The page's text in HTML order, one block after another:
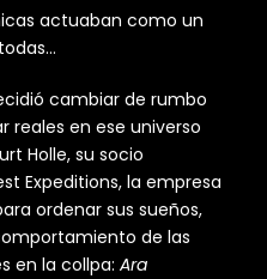
actuaban como un
cambiar de rumbo
reales en ese universo
Holle, su socio
Expeditions, la empresa
ordenar sus sueños,
de las
en la collpa: Ara